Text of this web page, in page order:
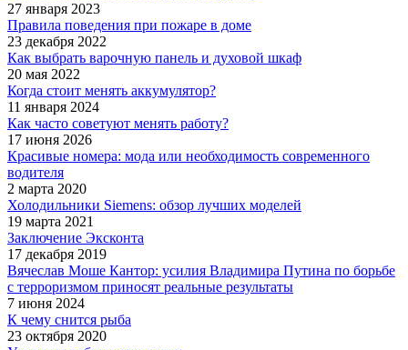
27 января 2023
Правила поведения при пожаре в доме
23 декабря 2022
Как выбрать варочную панель и духовой шкаф
20 мая 2022
Когда стоит менять аккумулятор?
11 января 2024
Как часто советуют менять работу?
17 июня 2026
Красивые номера: мода или необходимость современного
водителя
2 марта 2020
Холодильники Siemens: обзор лучших моделей
19 марта 2021
Заключение Эксконта
17 декабря 2019
Вячеслав Моше Кантор: усилия Владимира Путина по борьбе
с терроризмом приносят реальные результаты
7 июня 2024
К чему снится рыба
23 октября 2020